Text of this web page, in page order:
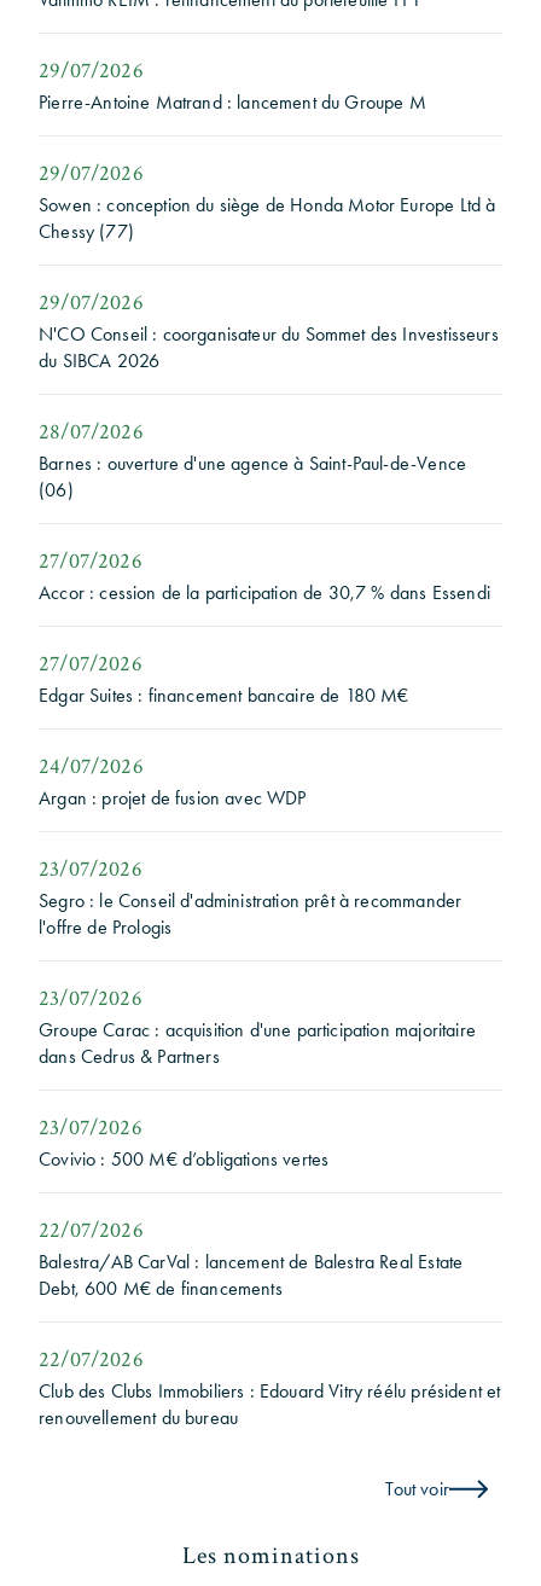
29/07/2026
Pierre-Antoine Matrand : lancement du Groupe M
29/07/2026
Sowen : conception du siège de Honda Motor Europe Ltd à
Chessy (77)
29/07/2026
N'CO Conseil : coorganisateur du Sommet des Investisseurs
du SIBCA 2026
28/07/2026
Barnes : ouverture d'une agence à Saint-Paul-de-Vence
(06)
27/07/2026
Accor : cession de la participation de 30,7 % dans Essendi
27/07/2026
Edgar Suites : financement bancaire de 180 M€
24/07/2026
Argan : projet de fusion avec WDP
23/07/2026
Segro : le Conseil d'administration prêt à recommander
l'offre de Prologis
23/07/2026
Groupe Carac : acquisition d'une participation majoritaire
dans Cedrus & Partners
23/07/2026
Covivio : 500 M€ d’obligations vertes
22/07/2026
Balestra/AB CarVal : lancement de Balestra Real Estate
Debt, 600 M€ de financements
22/07/2026
Club des Clubs Immobiliers : Edouard Vitry réélu président et
renouvellement du bureau
Tout voir
Les nominations